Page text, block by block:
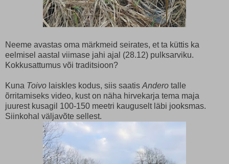
Neeme avastas oma märkmeid seirates, et ta küttis ka
eelmisel aastal viimase jahi ajal (28.12) pulksarviku.
Kokkusattumus või traditsioon?
Kuna Toivo laiskles kodus, siis saatis Andero talle
õrritamiseks video, kust on näha hirvekarja tema maja
juurest kusagil 100-150 meetri kauguselt läbi jooksmas.
Siinkohal väljavõte sellest.